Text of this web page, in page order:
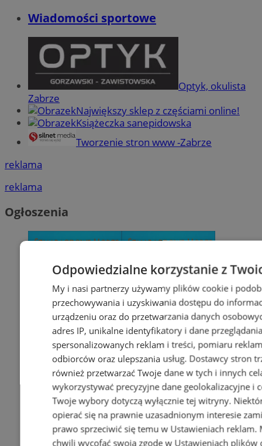
Wiadomości sportowe
Optyk, okulista
Zabrze
Największy sklep z częściami online!
Książeczka sanepidowska
Tworzenie stron www -Zabrze
reklama
reklama
Ogłoszenia
Odpowiedzialne korzystanie z
My i nasi partnerzy używamy plików cookie i
przechowywania i uzyskiwania dostępu do
urządzeniu oraz do przetwarzania danych
adres IP, unikalne identyfikatory i dane
spersonalizowanych reklam i treści, pomiaru
odbiorców oraz ulepszania usług. Dostawcy stron
również przetwarzać Twoje dane w tych i innych
wykorzystywać precyzyjne dane geolokalizacyjne i
Twoje wybory dotyczą wyłącznie tej witryny.
opierać się na prawnie uzasadnionym interesie
prawo sprzeciwić się temu w Ustawieniach reklam.
chwili wycofać swoją zgodę w Ustawieniach plików